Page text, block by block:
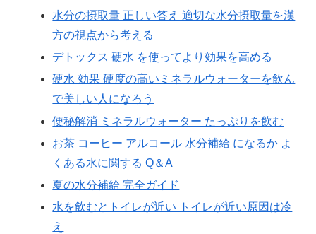
水分の摂取量 正しい答え 適切な水分摂取量を漢
方の視点から考える
デトックス 硬水 を使ってより効果を高める
硬水 効果 硬度の高いミネラルウォーターを飲ん
で美しい人になろう
便秘解消 ミネラルウォーター たっぷりを飲む
お茶 コーヒー アルコール 水分補給 になるか よ
くある水に関する Q＆A
夏の水分補給 完全ガイド
水を飲むとトイレが近い トイレが近い原因は冷
え